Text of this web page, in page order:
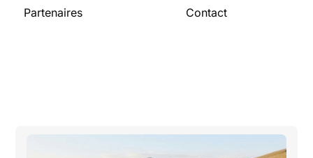
Partenaires
Contact